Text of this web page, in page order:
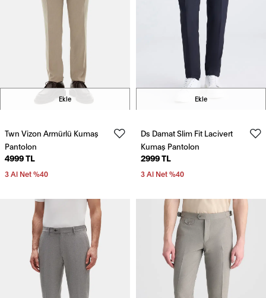
Ekle
Twn Vizon Armürlü Kumaş
Pantolon
4999 TL
3 Al Net %40
Ekle
Ds Damat Slim Fit Lacivert
Kumaş Pantolon
2999 TL
3 Al Net %40